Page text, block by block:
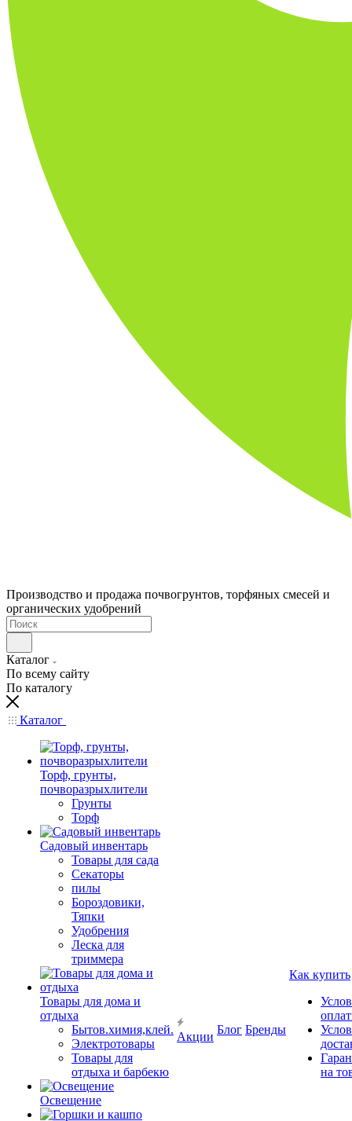
Производство и продажа почвогрунтов, торфяных смесей и
органических удобрений
Каталог
По всему сайту
По каталогу
Каталог
Торф, грунты,
почворазрыхлители
Грунты
Торф
Садовый инвентарь
Товары для сада
Секаторы
пилы
Бороздовики,
Тяпки
Удобрения
Леска для
триммера
Товары для дома и
отдыха
Бытов.химия,клей.
Электротовары
Товары для
отдыха и барбекю
Освещение
Акции
Блог Бренды
Как купить
на